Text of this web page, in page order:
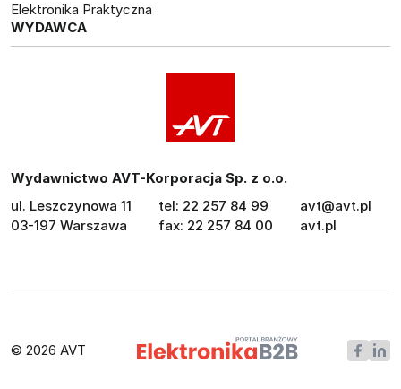
Elektronika Praktyczna
WYDAWCA
Wydawnictwo AVT-Korporacja Sp. z o.o.
ul. Leszczynowa 11
03-197 Warszawa
tel: 22 257 84 99
fax: 22 257 84 00
avt@avt.pl
avt.pl
© 2026 AVT